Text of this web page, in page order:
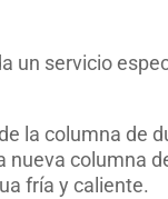
un servicio
la columna de
nueva columna
fría y caliente.